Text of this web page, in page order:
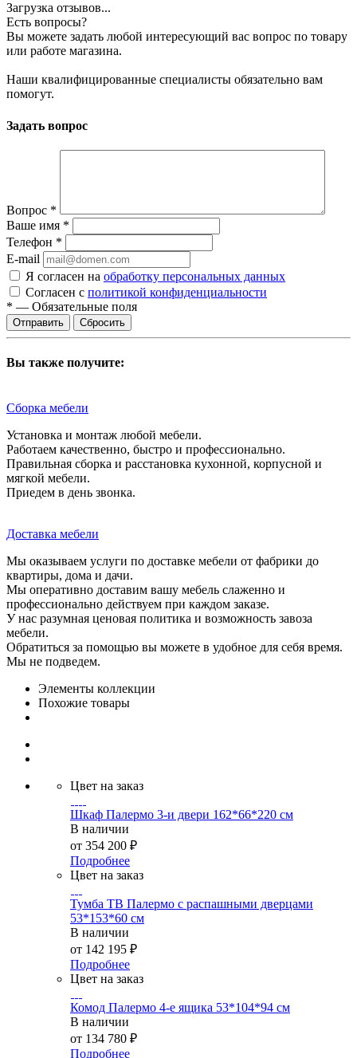
Загрузка отзывов...
Есть вопросы?
Вы можете задать любой интересующий вас вопрос по товару
или работе магазина.
Наши квалифицированные специалисты обязательно вам
помогут.
Задать вопрос
Вопрос *
Ваше имя *
Телефон *
E-mail
Я согласен на обработку персональных данных
Согласен с политикой конфиденциальности
* — Обязательные поля
Сбросить
Вы также получите:
Сборка мебели
Установка и монтаж любой мебели.
Работаем качественно, быстро и профессионально.
Правильная сборка и расстановка кухонной, корпусной и
мягкой мебели.
Приедем в день звонка.
Доставка мебели
Мы оказываем услуги по доставке мебели от фабрики до
квартиры, дома и дачи.
Мы оперативно доставим вашу мебель слаженно и
профессионально действуем при каждом заказе.
У нас разумная ценовая политика и возможность завоза
мебели.
Обратиться за помощью вы можете в удобное для себя время.
Мы не подведем.
Элементы коллекции
Похожие товары
Цвет на заказ
Шкаф Палермо 3-и двери 162*66*220 см
В наличии
от 354 200 ₽
Подробнее
Цвет на заказ
Тумба ТВ Палермо с распашными дверцами
53*153*60 см
В наличии
от 142 195 ₽
Подробнее
Цвет на заказ
Комод Палермо 4-е ящика 53*104*94 см
В наличии
от 134 780 ₽
Подробнее